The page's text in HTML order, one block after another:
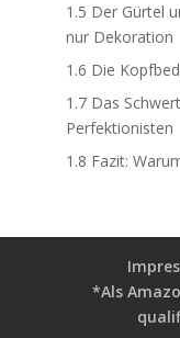
1.5 Der Gürtel
nur Dekoration
1.6 Die
1.7Das
Perfektionisten
1.8 Fazit:
*Als